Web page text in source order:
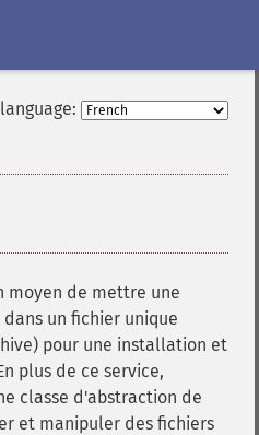
moyen de mettre une
un fichier unique
pour une installation et
plus de ce service,
classe d'abstraction de
et manipuler des fichiers